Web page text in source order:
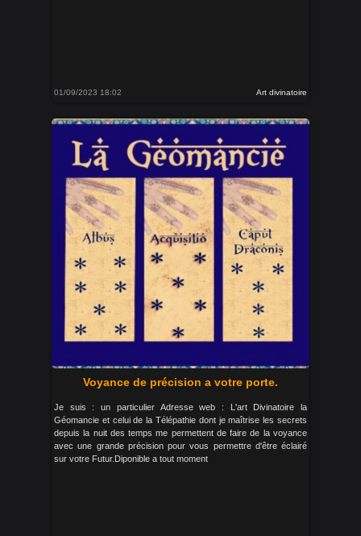
01/09/2023 18:02 Art divinatoire
Voyance de précision a votre porte.
Je suis : un particulier Adresse web : L'art Divinatoire la
Géomancie et celui de la Télépathie dont je maîtrise les secrets
depuis la nuit des temps me permettent de faire de la voyance
avec une grande précision pour vous permettre d'être éclairé
sur votre Futur.Diponible a tout moment